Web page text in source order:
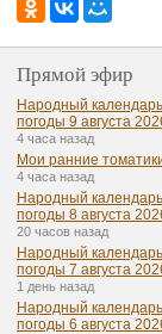
Прямой эфир
Народный
погоды 9 августа
4 часа назад
Мои ранние
4 часа назад
Народный
погоды 8 августа
20 часов назад
Народный
погоды 7 августа
1 день назад
Народный
погоды 6 августа